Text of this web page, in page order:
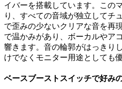
イバーを搭載しています。この
り、すべての音域が独立してチ
で歪みの少ないクリアな音を再
で温かみがあり、ボーカルやア
響きます。音の輪郭がはっきり
けでなくモニター用途としても
ベースブーストスイッチで好み